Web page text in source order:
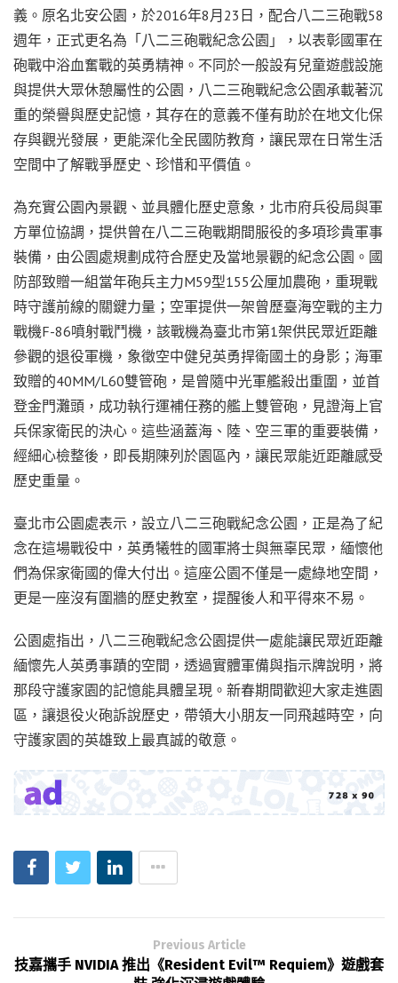
義。原名北安公園，於2016年8月23日，配合八二三砲戰58
週年，正式更名為「八二三砲戰紀念公園」，以表彰國軍在
砲戰中浴血奮戰的英勇精神。不同於一般設有兒童遊戲設施
與提供大眾休憩屬性的公園，八二三砲戰紀念公園承載著沉
重的榮譽與歷史記憶，其存在的意義不僅有助於在地文化保
存與觀光發展，更能深化全民國防教育，讓民眾在日常生活
空間中了解戰爭歷史、珍惜和平價值。
為充實公園內景觀、並具體化歷史意象，北市府兵役局與軍
方單位協調，提供曾在八二三砲戰期間服役的多項珍貴軍事
裝備，由公園處規劃成符合歷史及當地景觀的紀念公園。國
防部致贈一組當年砲兵主力M59型155公厘加農砲，重現戰
時守護前線的關鍵力量；空軍提供一架曾歷臺海空戰的主力
戰機F-86噴射戰鬥機，該戰機為臺北市第1架供民眾近距離
參觀的退役軍機，象徵空中健兒英勇捍衛國土的身影；海軍
致贈的40MM/L60雙管砲，是曾隨中光軍艦殺出重圍，並首
登金門灘頭，成功執行運補任務的艦上雙管砲，見證海上官
兵保家衛民的決心。這些涵蓋海、陸、空三軍的重要裝備，
經細心檢整後，即長期陳列於園區內，讓民眾能近距離感受
歷史重量。
臺北市公園處表示，設立八二三砲戰紀念公園，正是為了紀
念在這場戰役中，英勇犧牲的國軍將士與無辜民眾，緬懷他
們為保家衛國的偉大付出。這座公園不僅是一處綠地空間，
更是一座沒有圍牆的歷史教室，提醒後人和平得來不易。
公園處指出，八二三砲戰紀念公園提供一處能讓民眾近距離
緬懷先人英勇事蹟的空間，透過實體軍備與指示牌說明，將
那段守護家園的記憶能具體呈現。新春期間歡迎大家走進園
區，讓退役火砲訴說歷史，帶領大小朋友一同飛越時空，向
守護家園的英雄致上最真誠的敬意。
Previous Article
技嘉攜手 NVIDIA 推出《Resident Evil™ Requiem》遊戲套